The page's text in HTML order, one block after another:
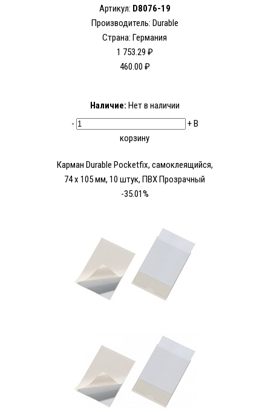
Артикул: D8076-19
Производитель: Durable
Страна: Германия
1 753.29 ₽
460.00 ₽
Наличие: Нет в наличии
-
+В
корзину
Карман Durable Pocketfix, самоклеящийся,
74 х 105 мм, 10 штук, ПВХ Прозрачный
-35.01%